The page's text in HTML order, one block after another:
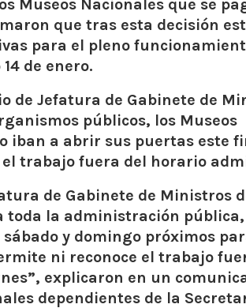
Museos Nacionales que se
que tras esta decisión
para el pleno
de enero.
de Jefatura de Gabinete de
públicos, los Museos
iban a abrir sus puertas este
el trabajo fuera del horario
de Gabinete de Ministros
la administración pública,
y domingo próximos
ni reconoce el trabajo
explicaron en un
dependientes de la